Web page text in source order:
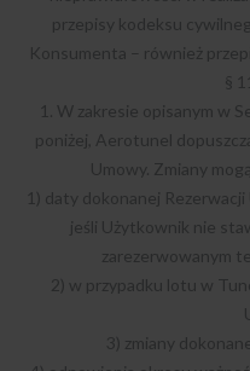
przepisy kodeksu
Konsumenta – również
§
1. W zakresie opisanym w
poniżej, Aerotunel
Umowy. Zmiany
1) daty dokonanej
jeśli Użytkownik nie
zarezerwowanym
2) w przypadku lotu w
3) zmiany